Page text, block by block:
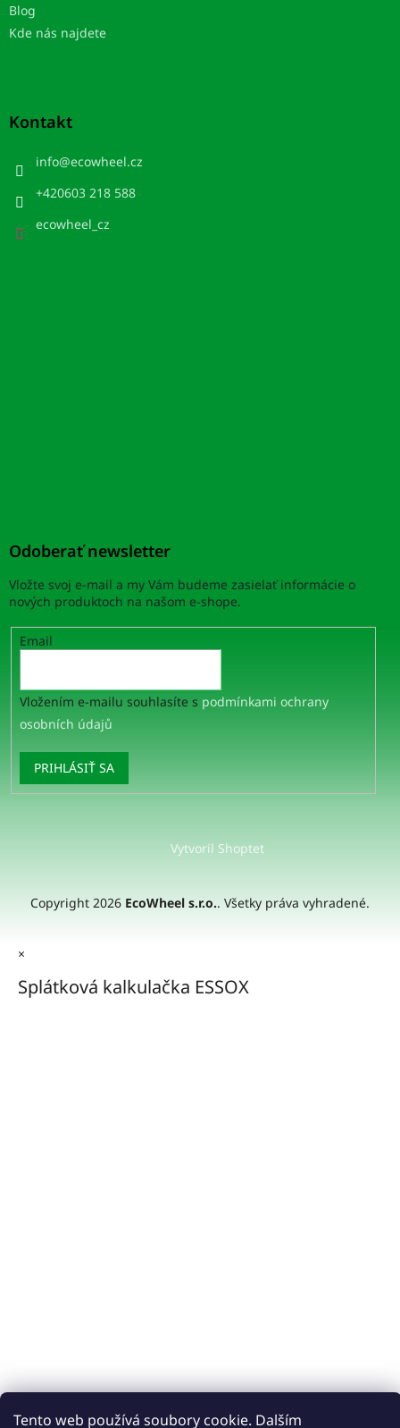
Tento web používá soubory cookie. Dalším
Blog
Kde nás najdete
Kontakt
info@ecowheel.cz
+420603 218 588
ecowheel_cz
Odoberať newsletter
Vložte svoj e-mail a my Vám budeme zasielať informácie o
nových produktoch na našom e-shope.
Email
Vložením e-mailu souhlasíte s podmínkami ochrany
osobních údajů
PRIHLÁSIŤ SA
Vytvoril Shoptet
Copyright 2026 EcoWheel s.r.o.. Všetky práva vyhradené.
×
Splátková kalkulačka ESSOX